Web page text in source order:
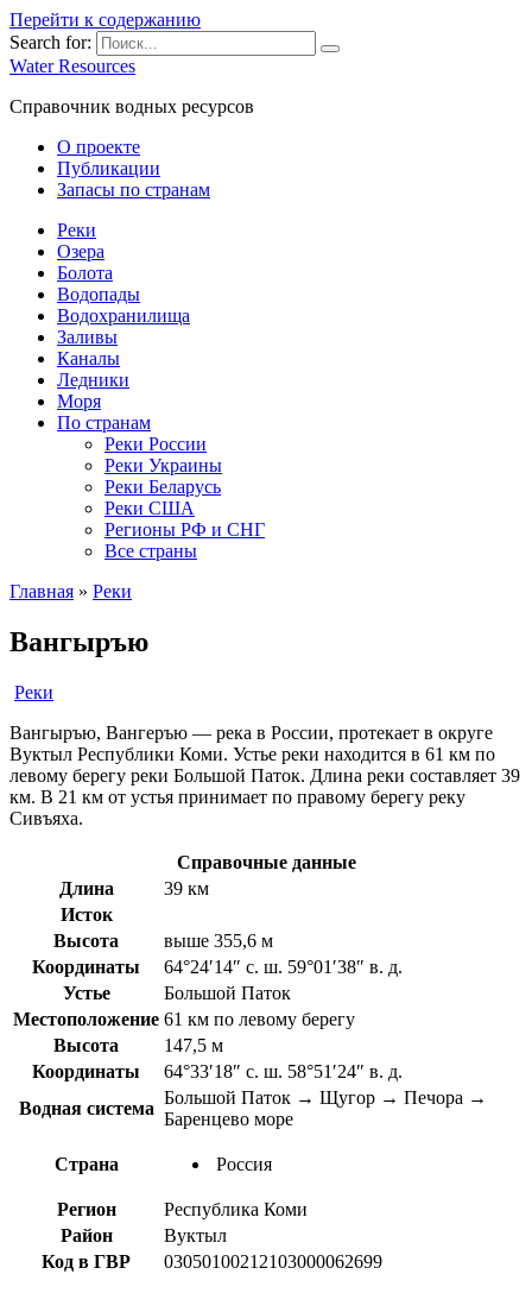
Перейти к содержанию
Search for:
Water Resources
Справочник водных ресурсов
О проекте
Публикации
Запасы по странам
Реки
Озера
Болота
Водопады
Водохранилища
Заливы
Каналы
Ледники
Моря
По странам
Реки России
Реки Украины
Реки Беларусь
Реки США
Регионы РФ и СНГ
Все страны
Главная » Реки
Вангыръю
Реки
Вангыръю, Вангеръю — река в России, протекает в округе
Вуктыл Республики Коми. Устье реки находится в 61 км по
левому берегу реки Большой Паток. Длина реки составляет 39
км. В 21 км от устья принимает по правому берегу реку
Сивъяха.
Справочные данные
Длина
39 км
Исток
Высота
выше 355,6 м
Координаты
64°24′14″ с. ш. 59°01′38″ в. д.
Устье
Большой Паток
Местоположение 61 км по левому берегу
Высота
147,5 м
Координаты
64°33′18″ с. ш. 58°51′24″ в. д.
Водная система
Большой Паток → Щугор → Печора →
Баренцево море
Страна Россия
Регион
Республика Коми
Район
Вуктыл
Код в ГВР
03050100212103000062699